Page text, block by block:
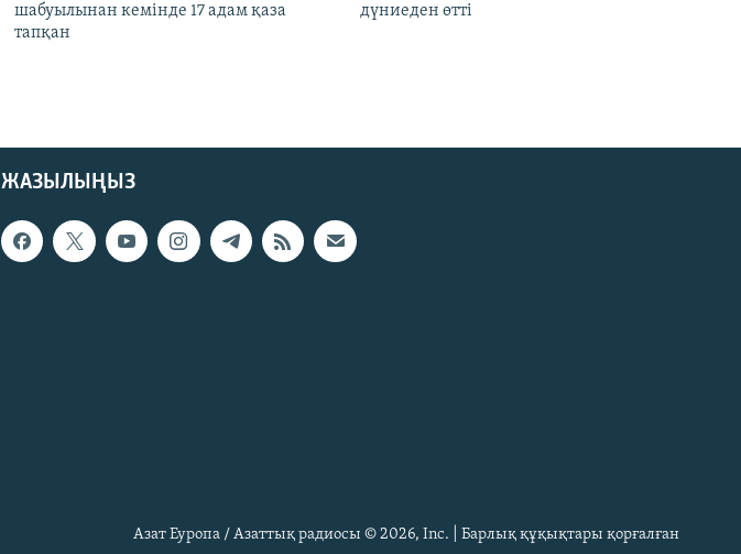
шабуылынан кемінде 17 адам қаза
тапқан
дүниеден өтті
ЖАЗЫЛЫҢЫЗ
Азат Еуропа / Азаттық радиосы © 2026, Inc. | Барлық құқықтары қорғалған